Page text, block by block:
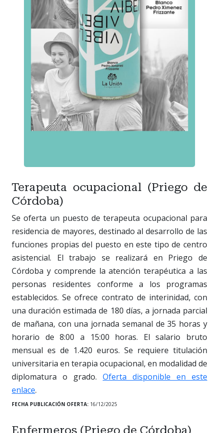
Terapeuta ocupacional (Priego de
Córdoba)
Se oferta un puesto de terapeuta ocupacional para
residencia de mayores, destinado al desarrollo de las
funciones propias del puesto en este tipo de centro
asistencial. El trabajo se realizará en Priego de
Córdoba y comprende la atención terapéutica a las
personas residentes conforme a los programas
establecidos. Se ofrece contrato de interinidad, con
una duración estimada de 180 días, a jornada parcial
de mañana, con una jornada semanal de 35 horas y
horario de 8:00 a 15:00 horas. El salario bruto
mensual es de 1.420 euros. Se requiere titulación
universitaria en terapia ocupacional, en modalidad de
diplomatura o grado. Oferta disponible en este
enlace.
FECHA PUBLICACIÓN OFERTA: 16/12/2025
Enfermeros (Priego de Córdoba)